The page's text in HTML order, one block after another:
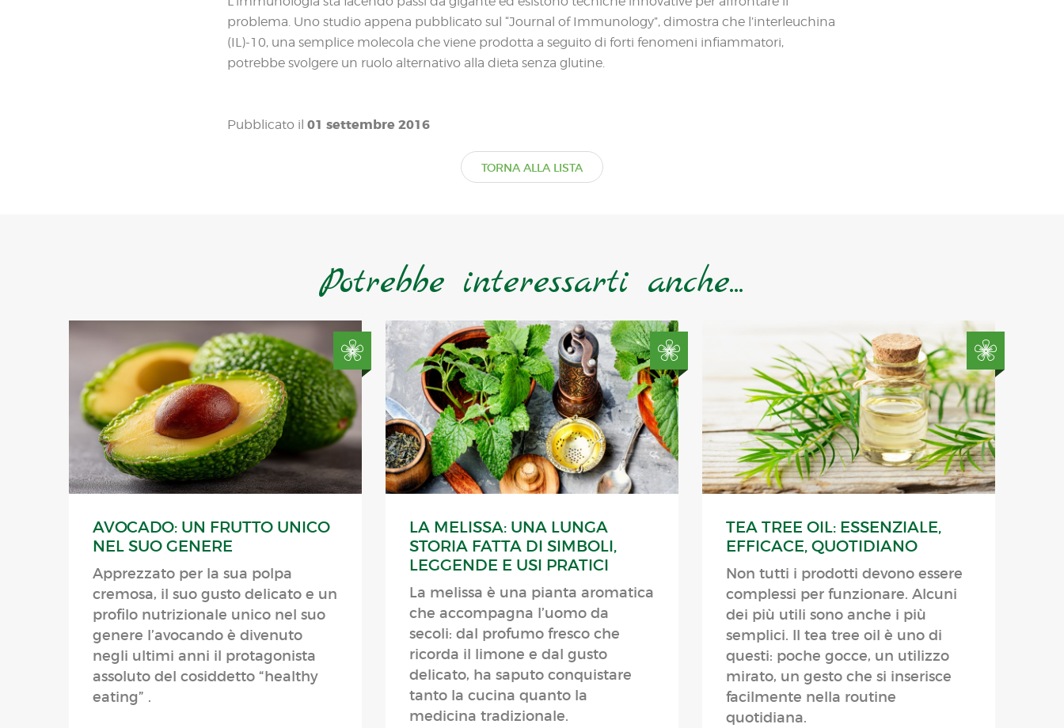
problema. Uno studio appena pubblicato sul “Journal of Immunology”, dimostra che l’interleuchina
(IL)-10, una semplice molecola che viene prodotta a seguito di forti fenomeni infiammatori,
potrebbe svolgere un ruolo alternativo alla dieta senza glutine.
Pubblicato il 01 settembre 2016
TORNA ALLA LISTA
Potrebbe interessarti anche...
AVOCADO: UN FRUTTO UNICO
NEL SUO GENERE
Apprezzato per la sua polpa
cremosa, il suo gusto delicato e un
profilo nutrizionale unico nel suo
genere l’avocando è divenuto
negli ultimi anni il protagonista
assoluto del cosiddetto “healthy
eating” .
LA MELISSA: UNA LUNGA
STORIA FATTA DI SIMBOLI,
LEGGENDE E USI PRATICI
La melissa è una pianta aromatica
che accompagna l’uomo da
secoli: dal profumo fresco che
ricorda il limone e dal gusto
delicato, ha saputo conquistare
tanto la cucina quanto la
medicina tradizionale.
TEA TREE OIL: ESSENZIALE,
EFFICACE, QUOTIDIANO
Non tutti i prodotti devono essere
complessi per funzionare. Alcuni
dei più utili sono anche i più
semplici. Il tea tree oil è uno di
questi: poche gocce, un utilizzo
mirato, un gesto che si inserisce
facilmente nella routine
quotidiana.